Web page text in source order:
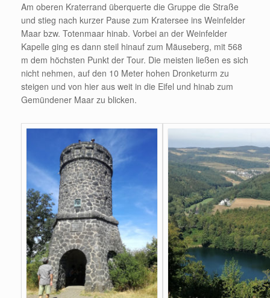
Am oberen Kraterrand überquerte die Gruppe die Straße
und stieg nach kurzer Pause zum Kratersee ins Weinfelder
Maar bzw. Totenmaar hinab. Vorbei an der Weinfelder
Kapelle ging es dann steil hinauf zum Mäuseberg, mit 568
m dem höchsten Punkt der Tour. Die meisten ließen es sich
nicht nehmen, auf den 10 Meter hohen Dronketurm zu
steigen und von hier aus weit in die Eifel und hinab zum
Gemündener Maar zu blicken.